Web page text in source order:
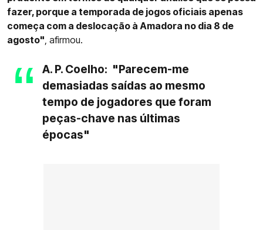
fazer, porque a temporada de jogos oficiais apenas
começa com a deslocação à Amadora no dia 8 de
agosto" , afirmou.
A. P. Coelho: "Parecem-me
demasiadas saídas ao mesmo
tempo de jogadores que foram
peças-chave nas últimas
épocas"